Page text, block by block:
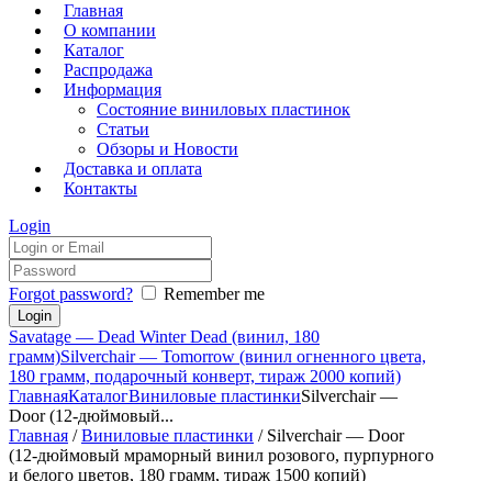
Главная
О компании
Каталог
Распродажа
Информация
Состояние виниловых пластинок
Статьи
Обзоры и Новости
Доставка и оплата
Контакты
Login
Forgot password? Remember me
Savatage — Dead Winter Dead (винил, 180
грамм)Silverchair — Tomorrow (винил огненного цвета,
180 грамм, подарочный конверт, тираж 2000 копий)
ГлавнаяКаталогВиниловые пластинкиSilverchair —
Door (12-дюймовый...
Главная /Виниловые пластинки / Silverchair — Door
(12-дюймовый мраморный винил розового, пурпурного
и белого цветов, 180 грамм, тираж 1500 копий)